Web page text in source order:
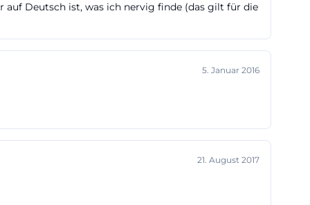
für
Radtouren
auf Deutsch ist, was ich nervig finde (das gilt für die
5. Januar 2016
21. August 2017